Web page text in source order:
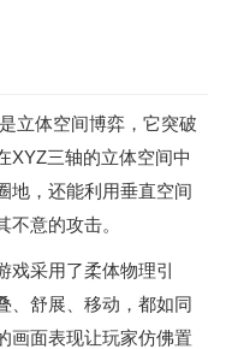
立体空间博弈，它突破
XYZ三轴的立体空间中
地，还能利用垂直空间
意的攻击。
戏采用了柔体物理引
、舒展、移动，都如同
画面表现让玩家仿佛置